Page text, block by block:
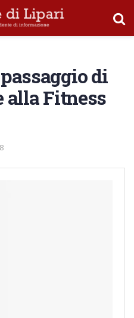
di
alla Fitness